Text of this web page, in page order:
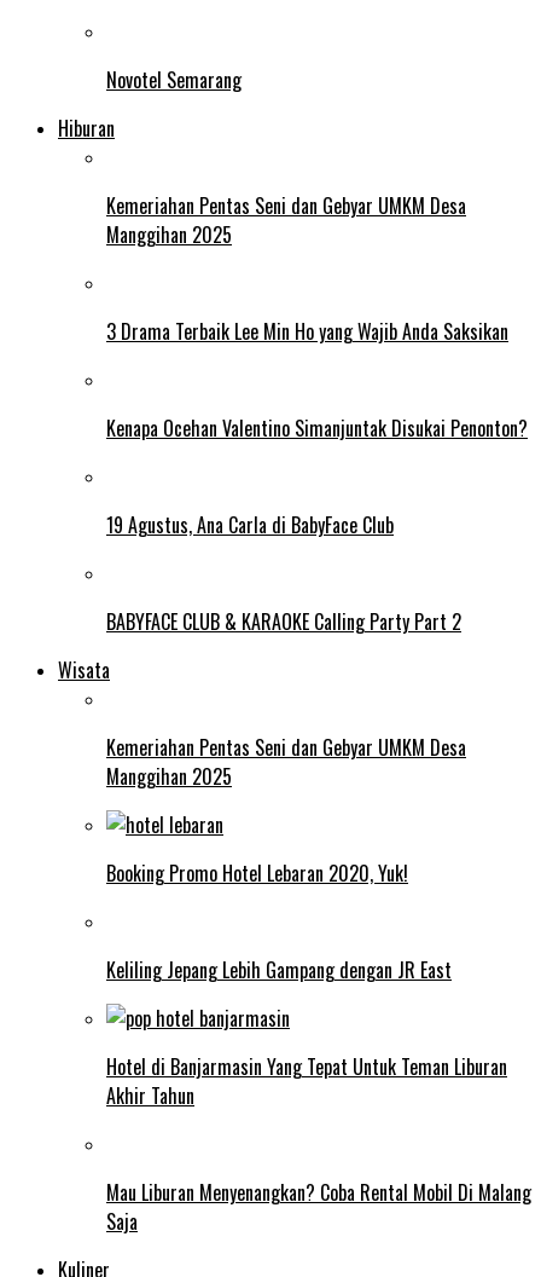
Novotel Semarang
Hiburan
Kemeriahan Pentas Seni dan Gebyar UMKM Desa
Manggihan 2025
3 Drama Terbaik Lee Min Ho yang Wajib Anda Saksikan
Kenapa Ocehan Valentino Simanjuntak Disukai Penonton?
19 Agustus, Ana Carla di BabyFace Club
BABYFACE CLUB & KARAOKE Calling Party Part 2
Wisata
Kemeriahan Pentas Seni dan Gebyar UMKM Desa
Manggihan 2025
Booking Promo Hotel Lebaran 2020, Yuk!
Keliling Jepang Lebih Gampang dengan JR East
Hotel di Banjarmasin Yang Tepat Untuk Teman Liburan
Akhir Tahun
Mau Liburan Menyenangkan? Coba Rental Mobil Di Malang
Saja
Kuliner